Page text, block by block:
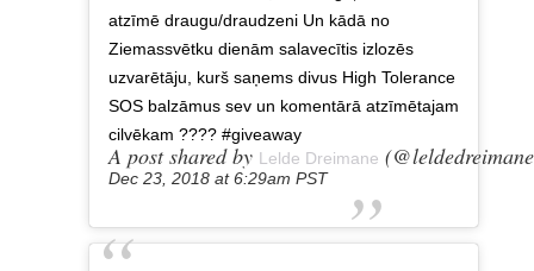
atzīmē draugu/draudzeni Un kādā no
Ziemassvētku dienām salavecītis izlozēs
uzvarētāju, kurš saņems divus High Tolerance
SOS balzāmus sev un komentārā atzīmētajam
cilvēkam ???? #giveaway
A post shared by Lelde Dreimane
Dec 23, 2018 at 6:29am PST